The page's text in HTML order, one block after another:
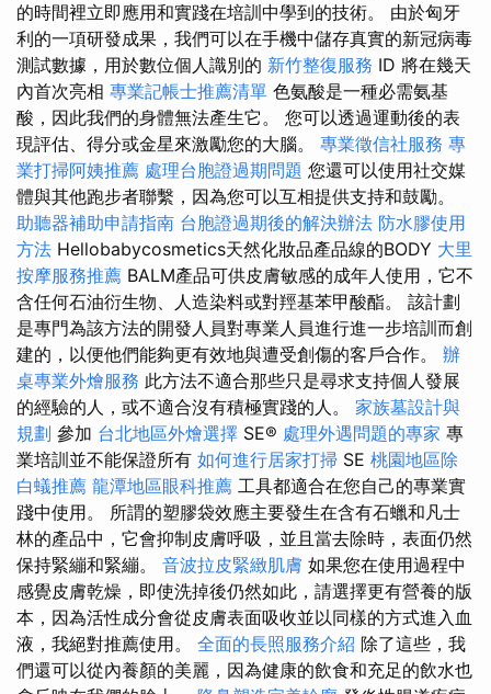
的時間裡立即應用和實踐在培訓中學到的技術。 由於匈牙
利的一項研發成果，我們可以在手機中儲存真實的新冠病毒
測試數據，用於數位個人識別的 新竹整復服務 ID 將在幾天
內首次亮相 專業記帳士推薦清單 色氨酸是一種必需氨基
酸，因此我們的身體無法產生它。 您可以透過運動後的表
現評估、得分或金星來激勵您的大腦。 專業徵信社服務 專
業打掃阿姨推薦 處理台胞證過期問題 您還可以使用社交媒
體與其他跑步者聯繫，因為您可以互相提供支持和鼓勵。
助聽器補助申請指南 台胞證過期後的解決辦法 防水膠使用
方法 Hellobabycosmetics天然化妝品產品線的BODY 大里
按摩服務推薦 BALM產品可供皮膚敏感的成年人使用，它不
含任何石油衍生物、人造染料或對羥基苯甲酸酯。 該計劃
是專門為該方法的開發人員對專業人員進行進一步培訓而創
建的，以便他們能夠更有效地與遭受創傷的客戶合作。 辦
桌專業外燴服務 此方法不適合那些只是尋求支持個人發展
的經驗的人，或不適合沒有積極實踐的人。 家族墓設計與
規劃 參加 台北地區外燴選擇 SE® 處理外遇問題的專家 專
業培訓並不能保證所有 如何進行居家打掃 SE 桃園地區除
白蟻推薦 龍潭地區眼科推薦 工具都適合在您自己的專業實
踐中使用。 所謂的塑膠袋效應主要發生在含有石蠟和凡士
林的產品中，它會抑制皮膚呼吸，並且當去除時，表面仍然
保持緊繃和緊繃。 音波拉皮緊緻肌膚 如果您在使用過程中
感覺皮膚乾燥，即使洗掉後仍然如此，請選擇更有營養的版
本，因為活性成分會從皮膚表面吸收並以同樣的方式進入血
液，我絕對推薦使用。 全面的長照服務介紹 除了這些，我
們還可以從內養顏的美麗，因為健康的飲食和充足的飲水也